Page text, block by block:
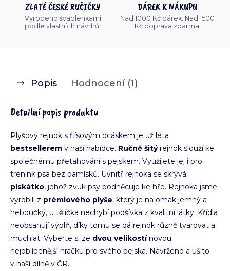
ZLATÉ ČESKÉ RUČIČKY
Vyrobeno švadlenkami
podle vlastních návrhů.
DÁREK K NÁKUPU
Nad 1000 Kč dárek. Nad 1500
Kč doprava zdarma.
Popis Hodnocení (1)
Detailní popis produktu
Plyšový rejnok s flísovým ocáskem je už léta
bestsellerem v naší nabídce. Ručně šitýrejnok slouží ke
společnému přetahování s pejskem. Využijete jej i pro
trénink psa bez pamlsků. Uvnitř rejnoka se skrývá
pískátko, jehož zvuk psy podněcuje ke hře. Rejnoka jsme
vyrobili z prémiového plyše, který je na omak jemný a
heboučký, u tělíčka nechybí podšívka z kvalitní látky. Křídla
neobsahují výplň, díky tomu se dá rejnok různě tvarovat a
muchlat. Vyberte si ze dvou velikostínovou
nejoblíbenější hračku pro svého pejska. Navrženo a ušito
v naší dílně v ČR.